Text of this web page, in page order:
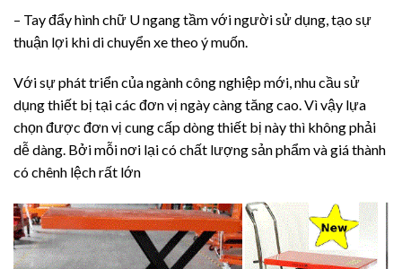
– Tay đẩy hình chữ U ngang tầm với người sử dụng, tạo sự
thuận lợi khi di chuyển xe theo ý muốn.
Với sự phát triển của ngành công nghiệp mới, nhu cầu sử
dụng thiết bị tại các đơn vị ngày càng tăng cao. Vì vậy lựa
chọn được đơn vị cung cấp dòng thiết bị này thì không phải
dễ dàng. Bởi mỗi nơi lại có chất lượng sản phẩm và giá thành
có chênh lệch rất lớn